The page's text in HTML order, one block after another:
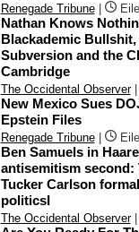
Renegade Tribune|
Nathan Knows
Blackademic
Subversion and the
Cambridge
The Occidental Observer|
New Mexico Sues
Epstein Files
Renegade Tribune|
Ben Samuels in
antisemitism second:
Tucker Carlson
politicsI
The Occidental Observer|